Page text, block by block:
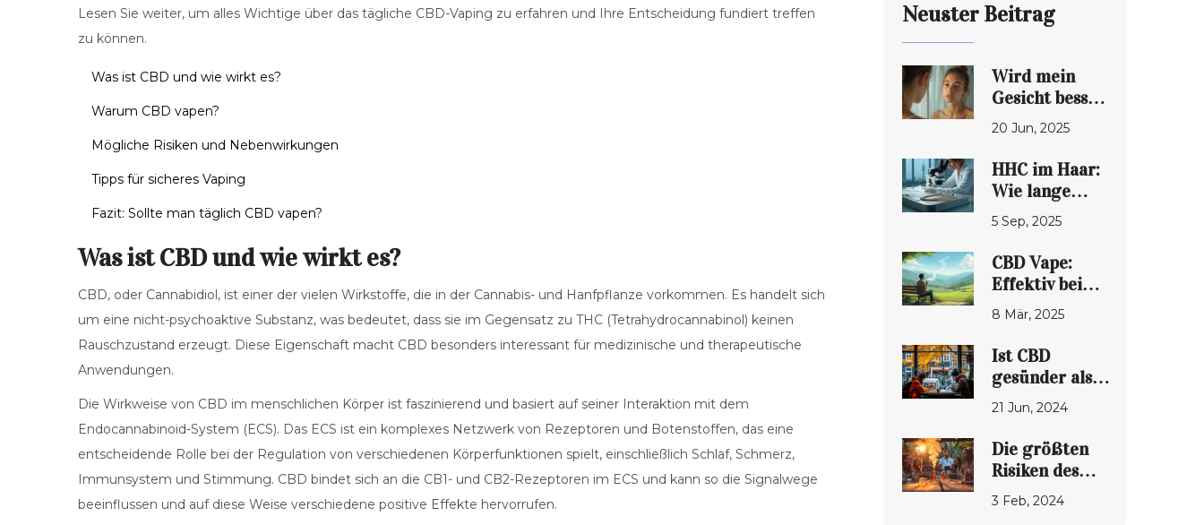
Lesen Sie weiter, um alles Wichtige über das tägliche CBD-Vaping zu erfahren und Ihre Entscheidung fundiert treffen
zu können.
Was ist CBD und wie wirkt es?
Warum CBD vapen?
Mögliche Risiken und Nebenwirkungen
Tipps für sicheres Vaping
Fazit: Sollte man täglich CBD vapen?
Was ist CBD und wie wirkt es?
CBD, oder Cannabidiol, ist einer der vielen Wirkstoffe, die in der Cannabis- und Hanfpflanze vorkommen. Es handelt sich
um eine nicht-psychoaktive Substanz, was bedeutet, dass sie im Gegensatz zu THC (Tetrahydrocannabinol) keinen
Rauschzustand erzeugt. Diese Eigenschaft macht CBD besonders interessant für medizinische und therapeutische
Anwendungen.
Die Wirkweise von CBD im menschlichen Körper ist faszinierend und basiert auf seiner Interaktion mit dem
Endocannabinoid-System (ECS). Das ECS ist ein komplexes Netzwerk von Rezeptoren und Botenstoffen, das eine
entscheidende Rolle bei der Regulation von verschiedenen Körperfunktionen spielt, einschließlich Schlaf, Schmerz,
Immunsystem und Stimmung. CBD bindet sich an die CB1- und CB2-Rezeptoren im ECS und kann so die Signalwege
beeinflussen und auf diese Weise verschiedene positive Effekte hervorrufen.
Neuster Beitrag
Wird mein
Gesicht besser
aussehen,
wenn ich mit
dem THC-
Vapen
aufhöre?
20 Jun, 2025
HHC im Haar:
Wie lange
nachweisbar?
Haartest,
Dauer &
Faktoren
5 Sep, 2025
CBD Vape:
Effektiv bei
Angststörungen?
8 Mär, 2025
Ist CBD
gesünder als
Vaping?
Gesundheitsfakten
und Tipps
21 Jun, 2024
Die größten
Risiken des
Vapings: Ein
umfassender
3 Feb, 2024